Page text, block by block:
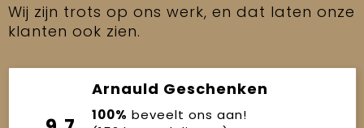
Wij zijn trots op ons werk, en dat laten onze
klanten ook zien.
Arnauld Geschenken
100% beveelt ons aan!